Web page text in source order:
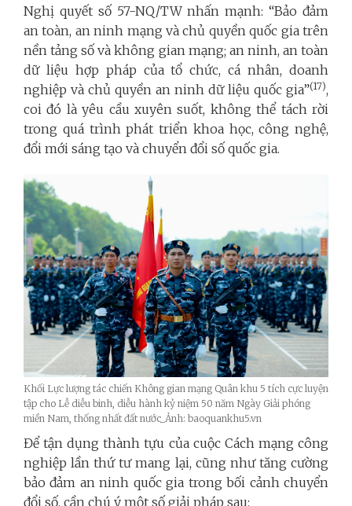
Nghị quyết số 57-NQ/TW nhấn mạnh: “Bảo đảm
an toàn, an ninh mạng và chủ quyền quốc gia trên
nền tảng số và không gian mạng; an ninh, an toàn
dữ liệu hợp pháp của tổ chức, cá nhân, doanh
nghiệp và chủ quyền an ninh dữ liệu quốc gia”(17),
coi đó là yêu cầu xuyên suốt, không thể tách rời
trong quá trình phát triển khoa học, công nghệ,
đổi mới sáng tạo và chuyển đổi số quốc gia.
Khối Lực lượng tác chiến Không gian mạng Quân khu 5 tích cực luyện
tập cho Lễ diễu binh, diễu hành kỷ niệm 50 năm Ngày Giải phóng
miền Nam, thống nhất đất nước_Ảnh: baoquankhu5.vn
Để tận dụng thành tựu của cuộc Cách mạng công
nghiệp lần thứ tư mang lại, cũng như tăng cường
bảo đảm an ninh quốc gia trong bối cảnh chuyển
đổi số, cần chú ý một số giải pháp sau: